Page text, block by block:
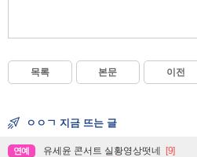
목록 본문 이전
ㅇㅇㄱ 지금 뜨는 글
연예 유세윤 콘서트 실황영상떳네 [9]